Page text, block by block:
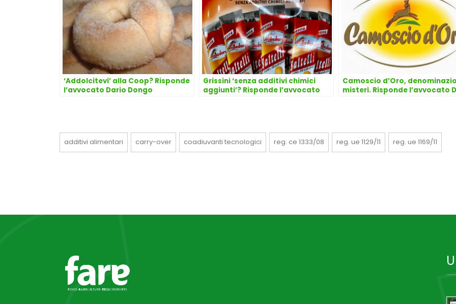
‘Addolcitevi’ alla Coop? Risponde
l’avvocato Dario Dongo
Grissini ‘senza additivi chimici
aggiunti’? Risponde l’avvocato
Camoscio d’Oro,
misteri. Risponde l’avvocato
additivi alimentari carry-over coadiuvanti tecnologici reg. ce 1333/08 reg. ue 1129/11 reg. ue 1169/11